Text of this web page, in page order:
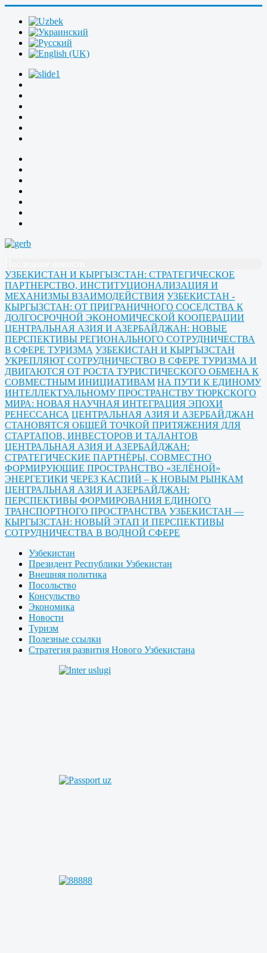
УЗБЕКИСТАН И КЫРГЫЗСТАН: СТРАТЕГИЧЕСКОЕ
ПАРТНЕРСТВО, ИНСТИТУЦИОНАЛИЗАЦИЯ И
МЕХАНИЗМЫ ВЗАИМОДЕЙСТВИЯ УЗБЕКИСТАН -
КЫРГЫЗСТАН: ОТ ПРИГРАНИЧНОГО СОСЕДСТВА К
ДОЛГОСРОЧНОЙ ЭКОНОМИЧЕСКОЙ КООПЕРАЦИИ
ЦЕНТРАЛЬНАЯ АЗИЯ И АЗЕРБАЙДЖАН: НОВЫЕ
ПЕРСПЕКТИВЫ РЕГИОНАЛЬНОГО СОТРУДНИЧЕСТВА
В СФЕРЕ ТУРИЗМА УЗБЕКИСТАН И КЫРГЫЗСТАН
УКРЕПЛЯЮТ СОТРУДНИЧЕСТВО В СФЕРЕ ТУРИЗМА И
ДВИГАЮТСЯ ОТ РОСТА ТУРИСТИЧЕСКОГО ОБМЕНА К
СОВМЕСТНЫМ ИНИЦИАТИВАМ НА ПУТИ К ЕДИНОМУ
ИНТЕЛЛЕКТУАЛЬНОМУ ПРОСТРАНСТВУ ТЮРКСКОГО
МИРА: НОВАЯ НАУЧНАЯ ИНТЕГРАЦИЯ ЭПОХИ
РЕНЕССАНСА ЦЕНТРАЛЬНАЯ АЗИЯ И АЗЕРБАЙДЖАН
СТАНОВЯТСЯ ОБЩЕЙ ТОЧКОЙ ПРИТЯЖЕНИЯ ДЛЯ
СТАРТАПОВ, ИНВЕСТОРОВ И ТАЛАНТОВ
ЦЕНТРАЛЬНАЯ АЗИЯ И АЗЕРБАЙДЖАН:
СТРАТЕГИЧЕСКИЕ ПАРТНЁРЫ, СОВМЕСТНО
ФОРМИРУЮЩИЕ ПРОСТРАНСТВО «ЗЕЛЁНОЙ»
ЭНЕРГЕТИКИ ЧЕРЕЗ КАСПИЙ – К НОВЫМ РЫНКАМ
ЦЕНТРАЛЬНАЯ АЗИЯ И АЗЕРБАЙДЖАН:
ПЕРСПЕКТИВЫ ФОРМИРОВАНИЯ ЕДИНОГО
ТРАНСПОРТНОГО ПРОСТРАНСТВА УЗБЕКИСТАН —
КЫРГЫЗСТАН: НОВЫЙ ЭТАП И ПЕРСПЕКТИВЫ
СОТРУДНИЧЕСТВА В ВОДНОЙ СФЕРЕ
Узбекистан
Президент Республики Узбекистан
Внешняя политика
Посольство
Консульство
Экономика
Новости
Туризм
Полезные ссылки
Стратегия развития Нового Узбекистана